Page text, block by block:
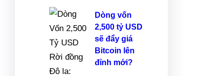
Dòng vốn
2,500 tỷ USD
sẽ đẩy giá
Bitcoin lên
đỉnh mới?